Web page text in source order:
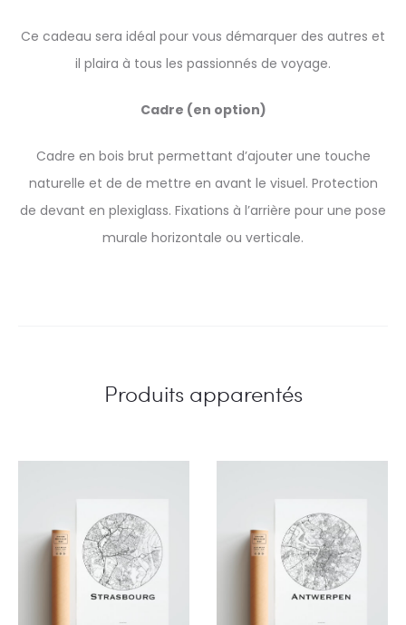
Ce cadeau sera idéal pour vous démarquer des autres et
il plaira à tous les passionnés de voyage.
Cadre (en option)
Cadre en bois brut permettant d’ajouter une touche
naturelle et de de mettre en avant le visuel. Protection
de devant en plexiglass. Fixations à l’arrière pour une pose
murale horizontale ou verticale.
Produits apparentés